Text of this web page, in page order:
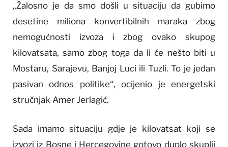
„Žalosno je da smo došli u situaciju da gubimo
desetine miliona konvertibilnih maraka zbog
nemogućnosti izvoza i zbog ovako skupog
kilovatsata, samo zbog toga da li će nešto biti u
Mostaru, Sarajevu, Banjoj Luci ili Tuzli. To je jedan
pasivan odnos politike“, ocijenio je energetski
stručnjak Amer Jerlagić.
Sada imamo situaciju gdje je kilovatsat koji se
izvozi iz Bosne i Hercegovine gotovo duplo skuplji